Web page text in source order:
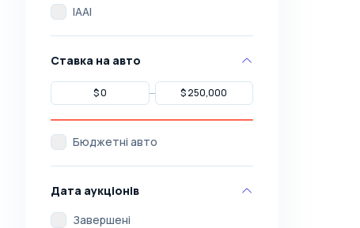
IAAI
Ставка на авто
Бюджетні авто
Дата аукціонів
Завершені